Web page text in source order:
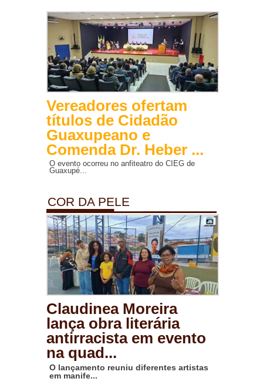
Vereadores ofertam
títulos de Cidadão
Guaxupeano e
Comenda Dr. Heber ...
O evento ocorreu no anfiteatro do CIEG de
Guaxupé...
COR DA PELE
Claudinea Moreira
lança obra literária
antirracista em evento
na quad...
O lançamento reuniu diferentes artistas
em manife...